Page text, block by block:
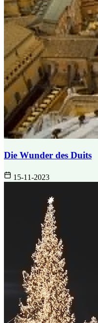
Die Wunder des Duits
15-11-2023